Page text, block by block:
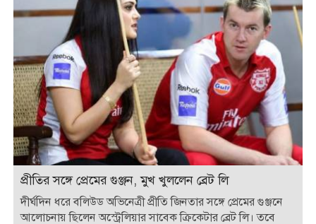
প্রীতির সঙ্গে প্রেমের গুঞ্জন, মুখ খুললেন ব্রেট লি
দীর্ঘদিন ধরে বলিউড অভিনেত্রী প্রীতি জিনতার সঙ্গে প্রেমের গুঞ্জনে
আলোচনায় ছিলেন অস্ট্রেলিয়ার সাবেক ক্রিকেটার ব্রেট লি। তবে